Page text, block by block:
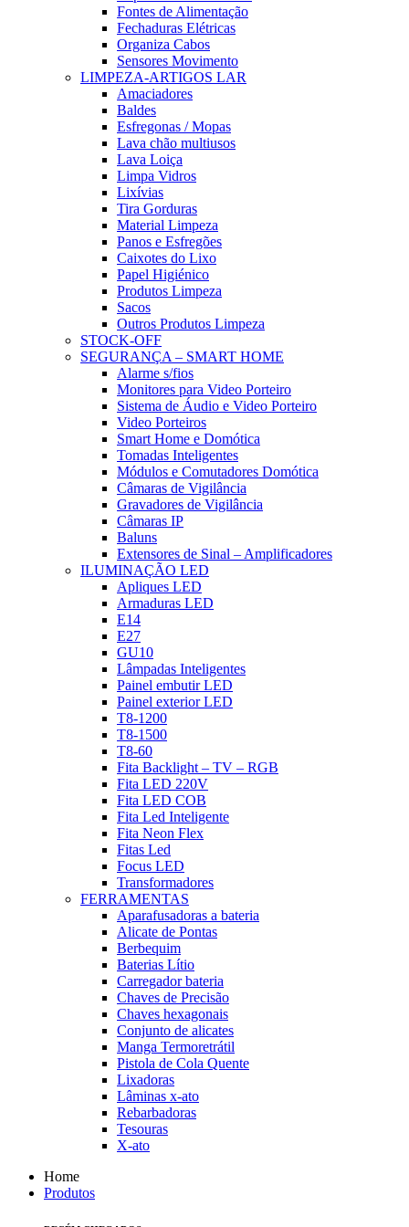
Fontes de Alimentação
Fechaduras Elétricas
Organiza Cabos
Sensores Movimento
LIMPEZA-ARTIGOS LAR
Amaciadores
Baldes
Esfregonas / Mopas
Lava chão multiusos
Lava Loiça
Limpa Vidros
Lixívias
Tira Gorduras
Material Limpeza
Panos e Esfregões
Caixotes do Lixo
Papel Higiénico
Produtos Limpeza
Sacos
Outros Produtos Limpeza
STOCK-OFF
SEGURANÇA – SMART HOME
Alarme s/fios
Monitores para Video Porteiro
Sistema de Áudio e Video Porteiro
Video Porteiros
Smart Home e Domótica
Tomadas Inteligentes
Módulos e Comutadores Domótica
Câmaras de Vigilância
Gravadores de Vigilância
Câmaras IP
Baluns
Extensores de Sinal – Amplificadores
ILUMINAÇÃO LED
Apliques LED
Armaduras LED
E14
E27
GU10
Lâmpadas Inteligentes
Painel embutir LED
Painel exterior LED
T8-1200
T8-1500
T8-60
Fita Backlight – TV – RGB
Fita LED 220V
Fita LED COB
Fita Led Inteligente
Fita Neon Flex
Fitas Led
Focus LED
Transformadores
FERRAMENTAS
Aparafusadoras a bateria
Alicate de Pontas
Berbequim
Baterias Lítio
Carregador bateria
Chaves de Precisão
Chaves hexagonais
Conjunto de alicates
Manga Termoretrátil
Pistola de Cola Quente
Lixadoras
Lâminas x-ato
Rebarbadoras
Tesouras
X-ato
Home
Produtos